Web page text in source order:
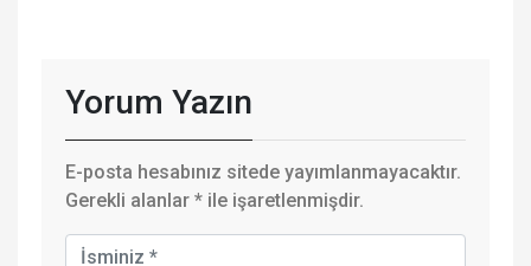
Yorum Yazın
E-posta hesabınız sitede yayımlanmayacaktır.
Gerekli alanlar * ile işaretlenmişdir.